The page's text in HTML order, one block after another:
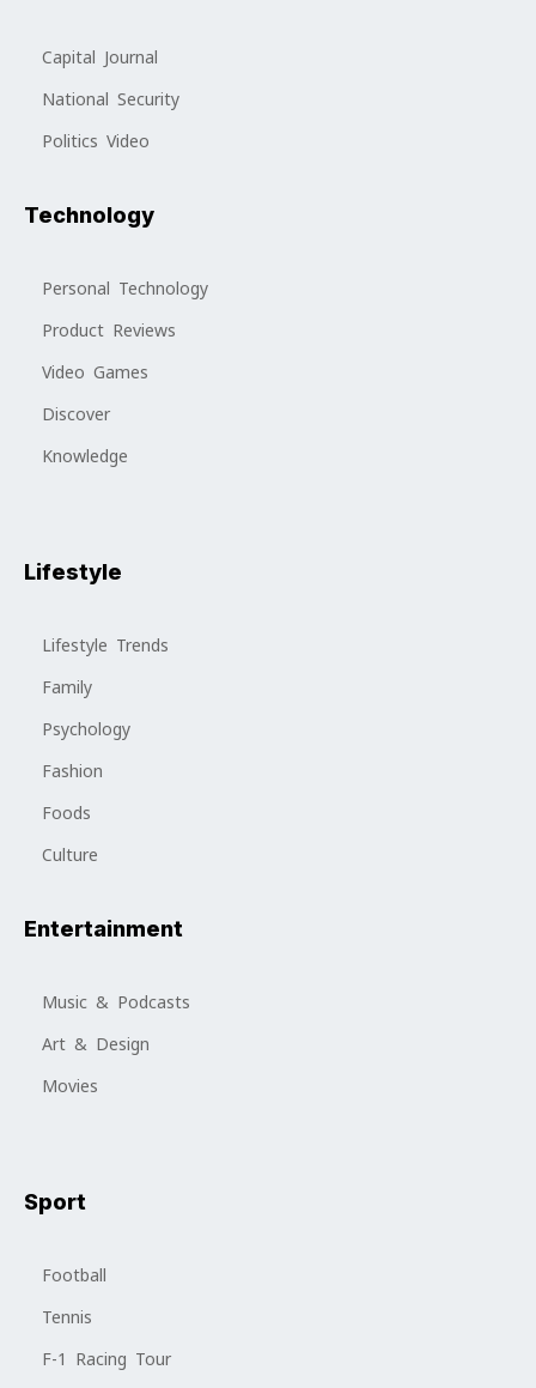
Capital Journal
National Security
Politics Video
Technology
Personal Technology
Product Reviews
Video Games
Discover
Knowledge
Lifestyle
Lifestyle Trends
Family
Psychology
Fashion
Foods
Culture
Entertainment
Music & Podcasts
Art & Design
Movies
Sport
Football
Tennis
F-1 Racing Tour